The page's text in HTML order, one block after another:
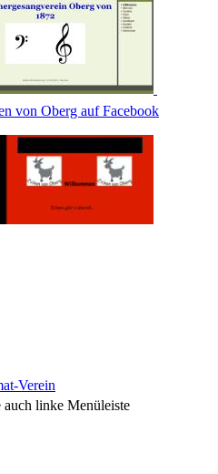
von Oberg auf Facebook
Verein
auch linke Menüleiste